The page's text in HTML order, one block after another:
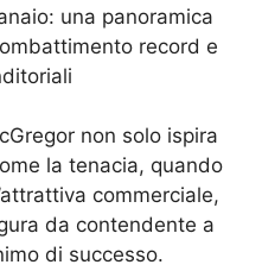
una panoramica
record e
non solo ispira
la tenacia, quando
commerciale,
da contendente a
di successo.